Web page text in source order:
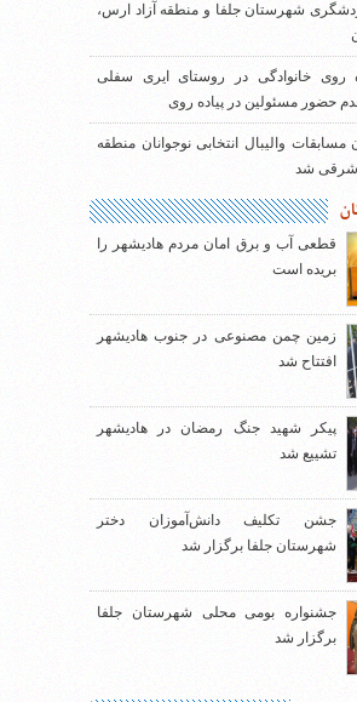
شهرستان جلفا و منطقه آزاد ارس،
روی خانوادگی در روستای ایری سفلی
حضور مسئولین در پیاده روی
مسابقات والیبال انتخابی نوجوانان منطقه
شرقی شد
قطعی آب و برق امان مردم هادیشهر را
بریده است
زمین چمن مصنوعی در جنوب هادیشهر
افتتاح شد
پیکر شهید جنگ رمضان در هادیشهر
تشییع شد
جشن تکلیف دانش‌آموزان دختر
شهرستان جلفا برگزار شد
جشنواره بومی محلی شهرستان جلفا
برگزار شد